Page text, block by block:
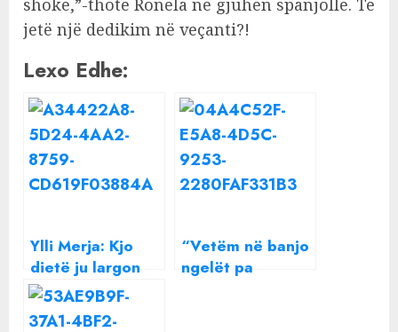
shokë,”-thotë Ronela në gjuhën spanjolle. Të
jetë një dedikim në veçanti?!
Lexo Edhe:
Ylli Merja: Kjo
dietë ju largon
kilet e tepërta,
sidomos për
“Vetëm në banjo
ngelët pa